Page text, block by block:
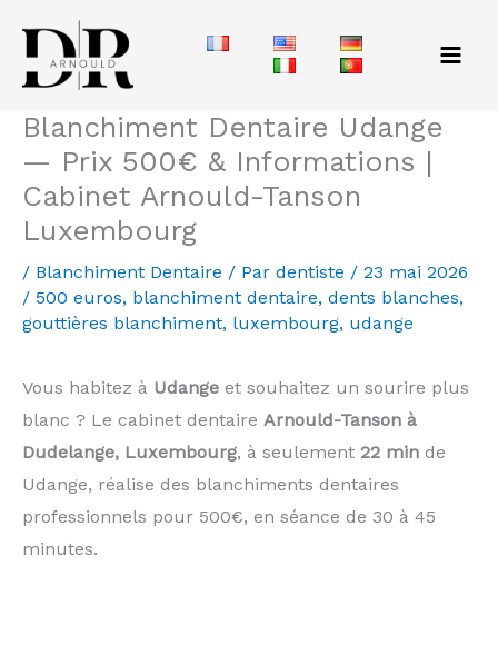
contenu
Blanchiment Dentaire Udange
— Prix 500€ & Informations |
Cabinet Arnould-Tanson
Luxembourg
/ Blanchiment Dentaire / Par dentiste / 23 mai 2026
/ 500 euros, blanchiment dentaire, dents blanches,
gouttières blanchiment, luxembourg, udange
Vous habitez à Udange et souhaitez un sourire plus
blanc ? Le cabinet dentaire Arnould-Tanson à
Dudelange, Luxembourg, à seulement 22 min de
Udange, réalise des blanchiments dentaires
professionnels pour 500€, en séance de 30 à 45
minutes.